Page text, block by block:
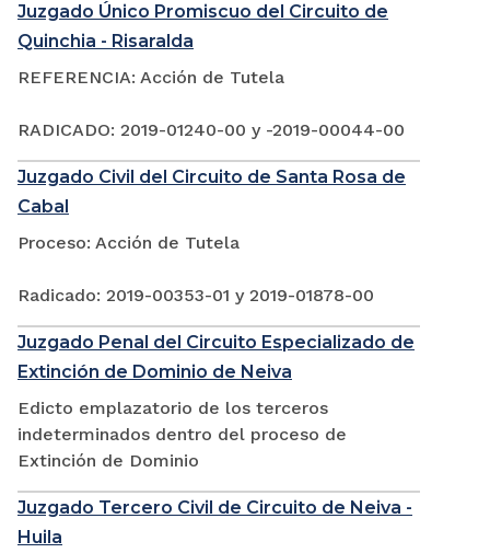
Juzgado Único Promiscuo del Circuito de
Quinchia - Risaralda
REFERENCIA: Acción de Tutela
RADICADO: 2019-01240-00 y -2019-00044-00
Juzgado Civil del Circuito de Santa Rosa de
Cabal
Proceso: Acción de Tutela
Radicado: 2019-00353-01 y 2019-01878-00
Juzgado Penal del Circuito Especializado de
Extinción de Dominio de Neiva
Edicto emplazatorio de los terceros
indeterminados dentro del proceso de
Extinción de Dominio
Juzgado Tercero Civil de Circuito de Neiva -
Huila